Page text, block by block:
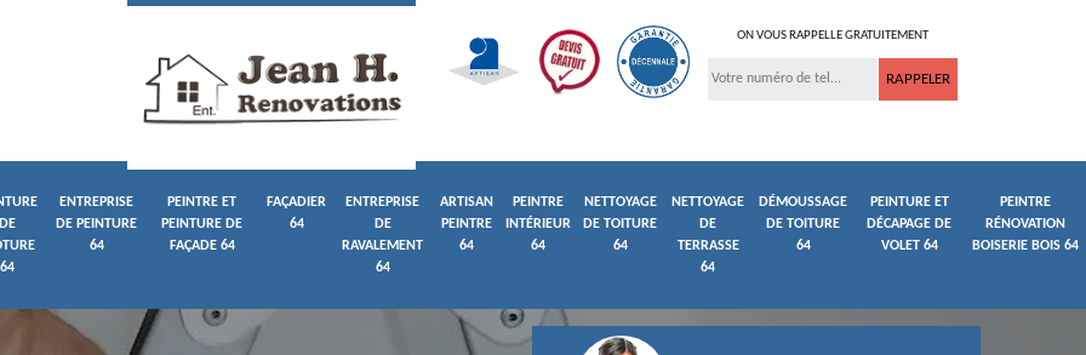
ON VOUS RAPPELLE GRATUITEMENT
DE
64
ENTREPRISE
DE PEINTURE
64
PEINTRE ET
PEINTURE DE
FAÇADE 64
FAÇADIER
64
ENTREPRISE
DE
RAVALEMENT
64
ARTISAN
PEINTRE
64
PEINTRE
INTÉRIEUR
64
NETTOYAGE
DE TOITURE
64
NETTOYAGE
DE
TERRASSE
64
DÉMOUSSAGE
DE TOITURE
64
PEINTURE ET
DÉCAPAGE DE
VOLET 64
PEINTRE
RÉNOVATION
BOISERIE BOIS 64